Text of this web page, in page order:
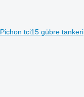
Pichon tci15 gübre tankeri